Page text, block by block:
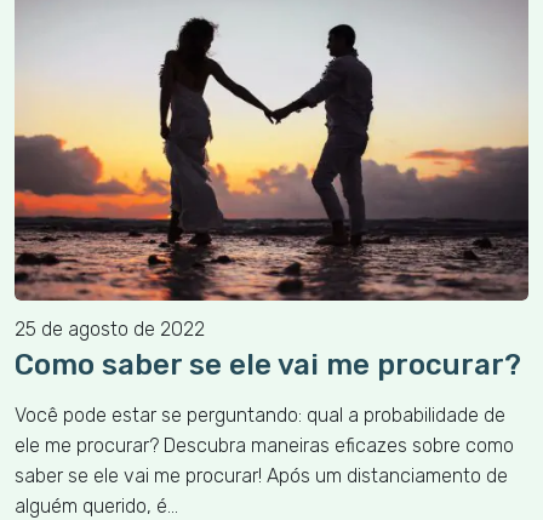
25 de agosto de 2022
Como saber se ele vai me procurar?
Você pode estar se perguntando: qual a probabilidade de
ele me procurar? Descubra maneiras eficazes sobre como
saber se ele vai me procurar! Após um distanciamento de
alguém querido, é…